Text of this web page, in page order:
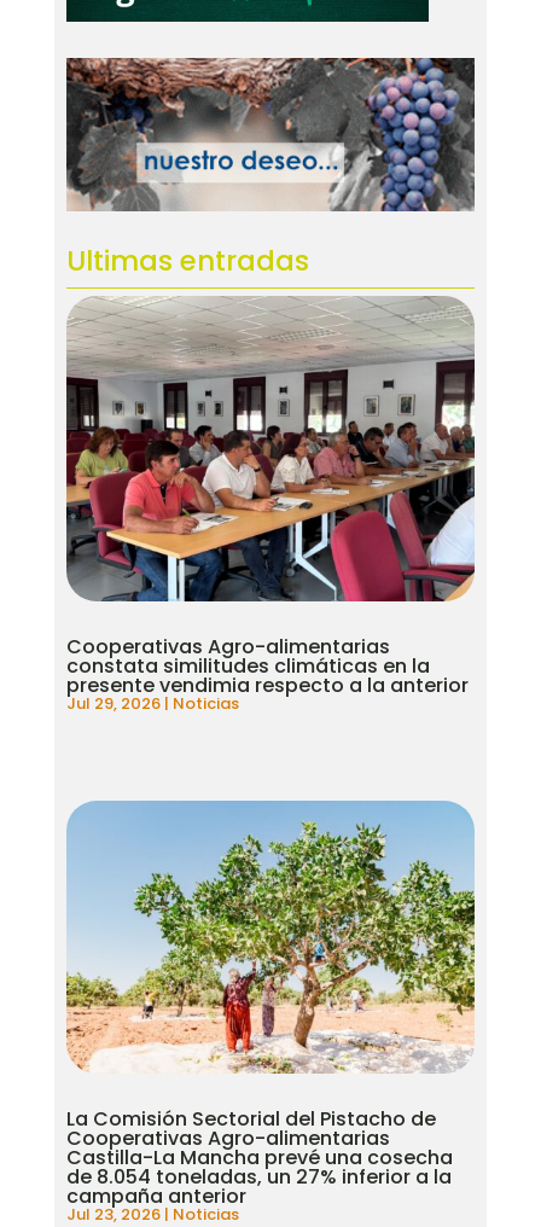
Ultimas entradas
Cooperativas Agro-alimentarias
constata similitudes climáticas en la
presente vendimia respecto a la anterior
Jul 29, 2026| Noticias
La Comisión Sectorial del Pistacho de
Cooperativas Agro-alimentarias
Castilla-La Mancha prevé una cosecha
de 8.054 toneladas, un 27% inferior a la
campaña anterior
Jul 23, 2026| Noticias